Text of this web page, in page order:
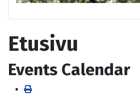
Etusivu
Events Calendar